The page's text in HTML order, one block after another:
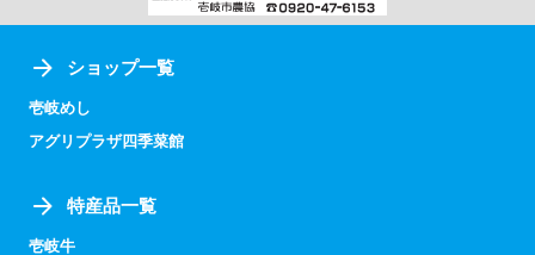
ショップ一覧
壱岐めし
アグリプラザ四季菜館
特産品一覧
壱岐牛